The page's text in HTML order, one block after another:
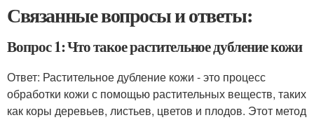
Связанные вопросы и ответы:
Вопрос 1: Что такое растительное дубление кожи
Ответ: Растительное дубление кожи - это процесс
обработки кожи с помощью растительных веществ, таких
как коры деревьев, листьев, цветов и плодов. Этот метод